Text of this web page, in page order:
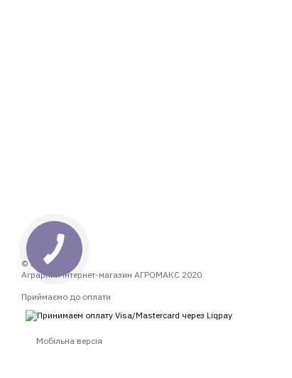
© 2014—2026
Аграрний інтернет-магазин АГРОМАКС 2020
Приймаємо до оплати
Мобільна версія